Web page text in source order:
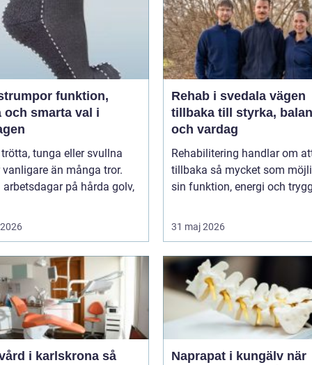
funktion,
och smarta val i
tunga eller svullna
vanligare än många tror.
arbetsdagar på hårda golv,
Rehab i svedala vägen
tillbaka till styrka,
och vardag
Rehabilitering handlar om
tillbaka så mycket som
sin funktion, energi och
31 maj 2026
i karlskrona så
Naprapat i kungälv när